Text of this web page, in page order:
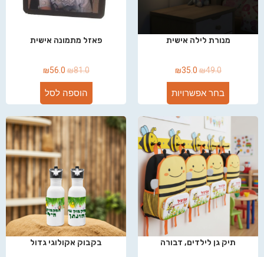
מנורת לילה אישית
₪49.0
₪35.0
בחר אפשרויות
פאזל מתמונה אישית
₪81.0
₪56.0
הוספה לסל
תיק גן לילדים, דבורה בקבוק אקולוגי גדול